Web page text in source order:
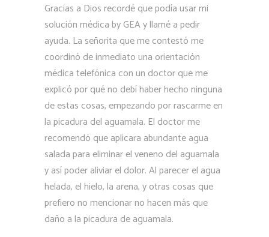
Gracias a Dios recordé que podía usar mi
solución médica by GEA y llamé a pedir
ayuda. La señorita que me contestó me
coordinó de inmediato una orientación
médica telefónica con un doctor que me
explicó por qué no debí haber hecho ninguna
de estas cosas, empezando por rascarme en
la picadura del aguamala. El doctor me
recomendó que aplicara abundante agua
salada para eliminar el veneno del aguamala
y así poder aliviar el dolor. Al parecer el agua
helada, el hielo, la arena, y otras cosas que
prefiero no mencionar no hacen más que
daño a la picadura de aguamala.